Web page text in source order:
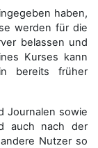
haben,
werden für die
belassen und
Kurses kann
bereits früher
Journalen sowie
auch nach der
Nutzer so